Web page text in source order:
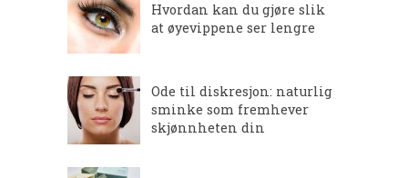
Hvordan kan du gjøre slik
at øyevippene ser lengre
Ode til diskresjon: naturlig
sminke som fremhever
skjønnheten din